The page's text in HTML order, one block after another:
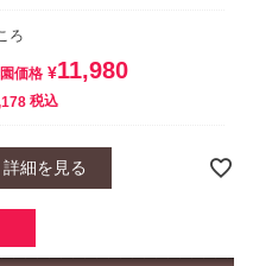
ろ
価格 ¥11,980
税込
詳細を見る